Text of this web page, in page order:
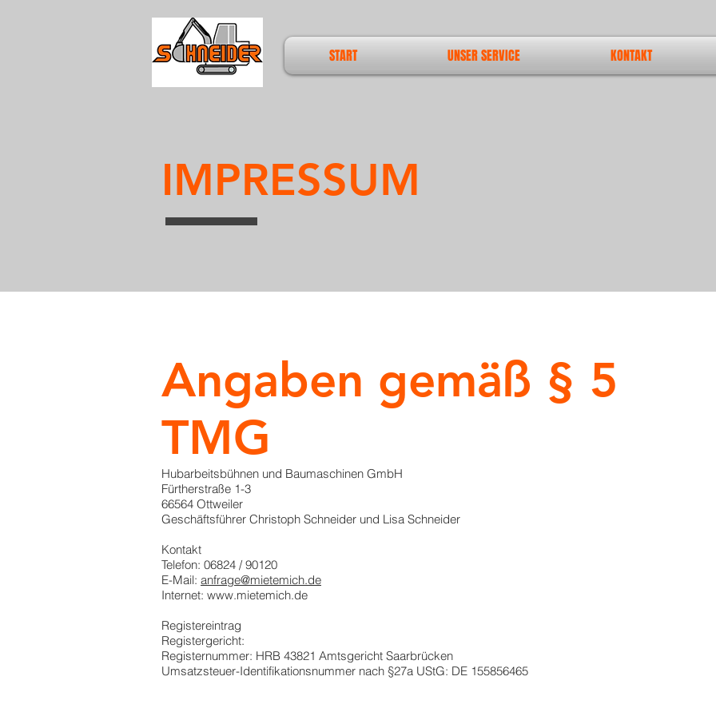
START UNSER SERVICE KONTAKT
IMPRESSUM
Angaben gemäß § 5
TMG
Hubarbeitsbühnen und Baumaschinen GmbH
Fürtherstraße 1-3
66564 Ottweiler
Geschäftsführer Christoph Schneider und Lisa Schneider
Kontakt
Telefon: 06824 / 90120
E-Mail: anfrage@mietemich.de
Internet: www.mietemich.de
Registereintrag
Registergericht:
Registernummer: HRB 43821 Amtsgericht Saarbrücken
Umsatzsteuer-Identifikationsnummer nach §27a UStG: DE 155856465